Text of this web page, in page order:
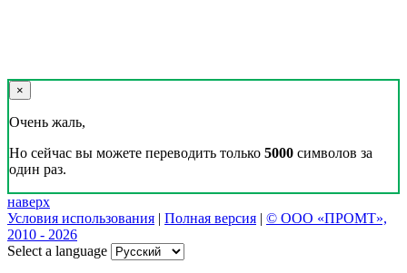
×
Очень жаль,
Но сейчас вы можете переводить только 5000 символов за
один раз.
наверх
Условия использования | Полная версия | © ООО «ПРОМТ»,
2010 - 2026
Select a language